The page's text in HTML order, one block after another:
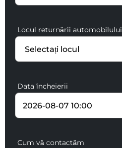
Locul returnării automobilului
Data încheierii
Cum vă contactăm